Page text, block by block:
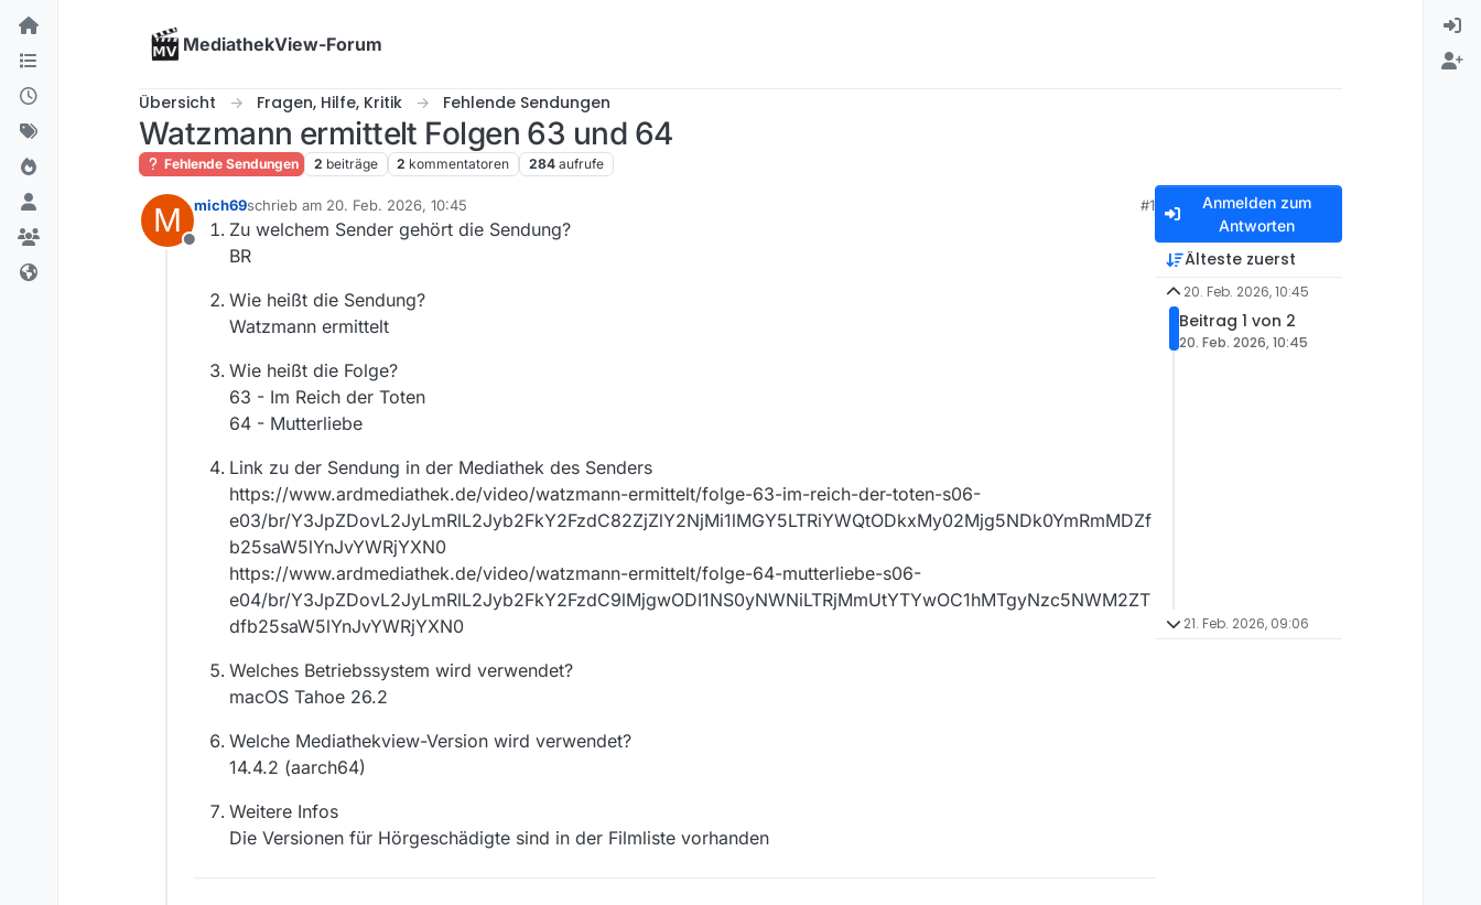
Skip to content
MediathekView-Forum
Übersicht Fragen, Hilfe, Kritik Fehlende Sendungen
Watzmann ermittelt Folgen 63 und 64
Fehlende Sendungen 2 beiträge 2 kommentatoren 284 aufrufe
M
Offline
mich69schrieb am 20. Feb. 2026, 10:45
zuletzt editiert von
#1
Zu welchem Sender gehört die Sendung?
BR
Wie heißt die Sendung?
Watzmann ermittelt
Wie heißt die Folge?
63 - Im Reich der Toten
64 - Mutterliebe
Link zu der Sendung in der Mediathek des Senders
https://www.ardmediathek.de/video/watzmann-ermittelt/folge-63-im-reich-der-toten-s06-
e03/br/Y3JpZDovL2JyLmRlL2Jyb2FkY2FzdC82ZjZlY2NjMi1lMGY5LTRiYWQtODkxMy02Mjg5NDk0YmRmMDZf
b25saW5lYnJvYWRjYXN0
https://www.ardmediathek.de/video/watzmann-ermittelt/folge-64-mutterliebe-s06-
e04/br/Y3JpZDovL2JyLmRlL2Jyb2FkY2FzdC9lMjgwODI1NS0yNWNiLTRjMmUtYTYwOC1hMTgyNzc5NWM2ZT
dfb25saW5lYnJvYWRjYXN0
Welches Betriebssystem wird verwendet?
macOS Tahoe 26.2
Welche Mediathekview-Version wird verwendet?
14.4.2 (aarch64)
Weitere Infos
Die Versionen für Hörgeschädigte sind in der Filmliste vorhanden
Anmelden zum
Antworten
Älteste zuerst
20. Feb. 2026, 10:45
Beitrag 1 von 2
20. Feb. 2026, 10:45
21. Feb. 2026, 09:06